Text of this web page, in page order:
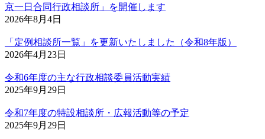
京一日合同行政相談所」を開催します
2026年8月4日
「定例相談所一覧」を更新いたしました（令和8年版）
2026年4月23日
令和6年度の主な行政相談委員活動実績
2025年9月29日
令和7年度の特設相談所・広報活動等の予定
2025年9月29日